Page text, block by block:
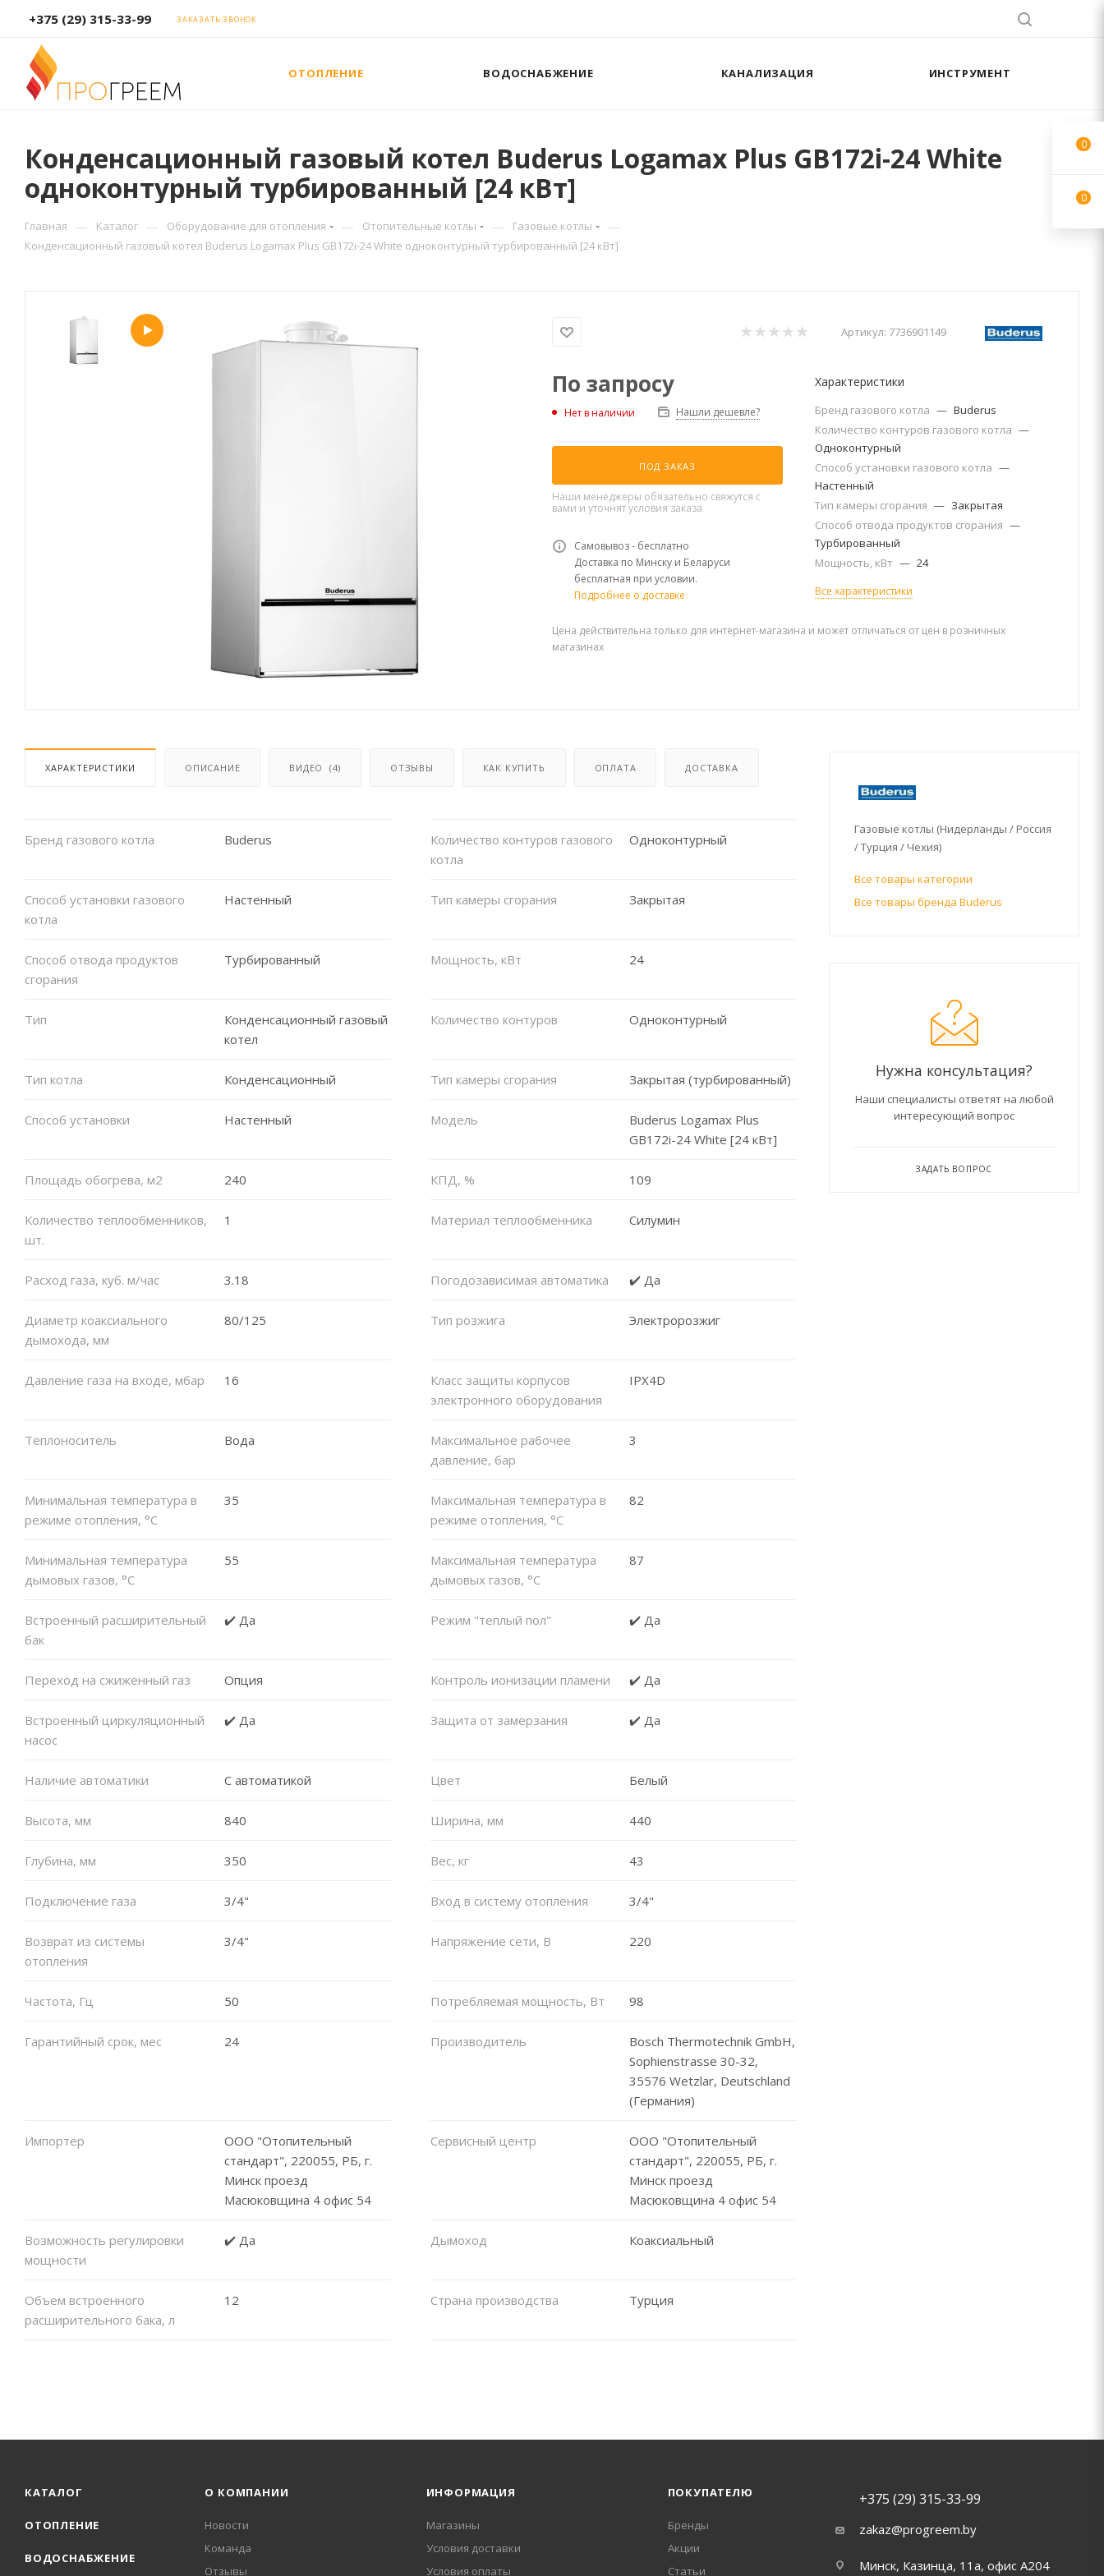
+375 (29) 315-33-99 ЗАКАЗАТЬ ЗВОНОК
ОТОПЛЕНИЕ ВОДОСНАБЖЕНИЕ КАНАЛИЗАЦИЯ ИНСТРУМЕНТ
Конденсационный газовый котел Buderus Logamax Plus GB172i-24 White
одноконтурный турбированный [24 кВт]
Главная — Каталог — Оборудование для отопления — Отопительные котлы — Газовые котлы —
Конденсационный газовый котел Buderus Logamax Plus GB172i-24 White одноконтурный турбированный [24 кВт]
Артикул: 7736901149
По запросу
Нет в наличии Нашли дешевле?
ПОД ЗАКАЗ
Наши менеджеры обязательно свяжутся с
вами и уточнят условия заказа
Самовывоз - бесплатно
Доставка по Минску и Беларуси
бесплатная при условии.
Подробнее о доставке
Характеристики
Бренд газового котла — Buderus
Количество контуров газового котла —
Одноконтурный
Способ установки газового котла —
Настенный
Тип камеры сгорания — Закрытая
Способ отвода продуктов сгорания —
Турбированный
Мощность, кВт — 24
Все характеристики
Цена действительна только для интернет-магазина и может отличаться от цен в розничных
магазинах
ХАРАКТЕРИСТИКИ ОПИСАНИЕ ВИДЕО (4) ОТЗЫВЫ КАК КУПИТЬ ОПЛАТА ДОСТАВКА
Бренд газового котла Buderus
Количество контуров газового
котла
Одноконтурный
Способ установки газового
котла
Настенный Тип камеры сгорания Закрытая
Способ отвода продуктов
сгорания
Турбированный Мощность, кВт 24
Тип
Конденсационный газовый
котел
Количество контуров Одноконтурный
Тип котла Конденсационный Тип камеры сгорания Закрытая (турбированный)
Способ установки Настенный Модель
Buderus Logamax Plus
GB172i-24 White [24 кВт]
Площадь обогрева, м2 240 КПД, % 109
Количество теплообменников,
шт.
1 Материал теплообменника Силумин
Расход газа, куб. м/час 3.18 Погодозависимая автоматика ✔️ Да
Диаметр коаксиального
дымохода, мм
80/125 Тип розжига Электророзжиг
Давление газа на входе, мбар 16
Класс защиты корпусов
электронного оборудования
IPX4D
Теплоноситель Вода
Максимальное рабочее
давление, бар
3
Минимальная температура в
режиме отопления, °C
35
Максимальная температура в
режиме отопления, °C
82
Минимальная температура
дымовых газов, °C
55
Максимальная температура
дымовых газов, °C
87
Встроенный расширительный
бак
✔️ Да Режим "теплый пол" ✔️ Да
Переход на сжиженный газ Опция Контроль ионизации пламени ✔️ Да
Встроенный циркуляционный
насос
✔️ Да Защита от замерзания ✔️ Да
Наличие автоматики С автоматикой Цвет Белый
Высота, мм 840 Ширина, мм 440
Глубина, мм 350 Вес, кг 43
Подключение газа 3/4" Вход в систему отопления 3/4"
Возврат из системы
отопления
3/4" Напряжение сети, В 220
Частота, Гц 50 Потребляемая мощность, Вт 98
Гарантийный срок, мес 24 Производитель
Bosch Thermotechnik GmbH,
Sophienstrasse 30-32,
35576 Wetzlar, Deutschland
(Германия)
Импортёр
ООО "Отопительный
стандарт", 220055, РБ, г.
Минск проезд
Масюковщина 4 офис 54
Сервисный центр
ООО "Отопительный
стандарт", 220055, РБ, г.
Минск проезд
Масюковщина 4 офис 54
Возможность регулировки
мощности
✔️ Да Дымоход Коаксиальный
Объем встроенного
расширительного бака, л
12 Страна производства Турция
Газовые котлы (Нидерланды / Россия
/ Турция / Чехия)
Все товары категории
Все товары бренда Buderus
Нужна консультация?
Наши специалисты ответят на любой
интересующий вопрос
ЗАДАТЬ ВОПРОС
КАТАЛОГ
ОТОПЛЕНИЕ
ВОДОСНАБЖЕНИЕ
О КОМПАНИИ
Новости
Команда
Отзывы
ИНФОРМАЦИЯ
Магазины
Условия доставки
Условия оплаты
ПОКУПАТЕЛЮ
Бренды
Акции
Статьи
+375 (29) 315-33-99
zakaz@progreem.by
Минск, Казинца, 11а, офис А204
0
0